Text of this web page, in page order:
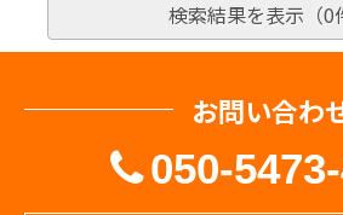
検索結果を表示（0
お問い合わ
050-